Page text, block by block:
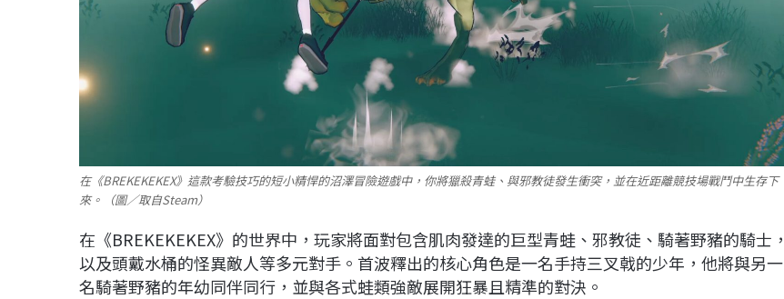
在《BREKEKEKEX》這款考驗技巧的短小精悍的沼澤冒險遊戲中，你將獵殺青蛙、與邪教徒發生衝突，並在近距離競技場戰鬥中生存下
來。（圖／取自Steam）
在《BREKEKEKEX》的世界中，玩家將面對包含肌肉發達的巨型青蛙、邪教徒、騎著野豬的騎士，
以及頭戴水桶的怪異敵人等多元對手。首波釋出的核心角色是一名手持三叉戟的少年，他將與另一
名騎著野豬的年幼同伴同行，並與各式蛙類強敵展開狂暴且精準的對決。